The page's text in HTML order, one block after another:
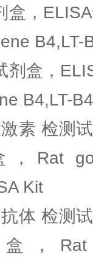
盒，
B4,LT-
剂盒，
B4,LT-
素 检测
Rat
Kit
体 检测
Rat